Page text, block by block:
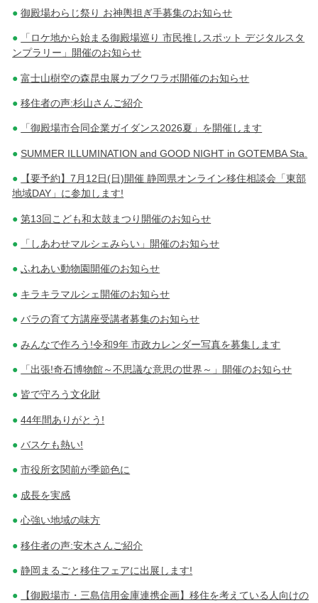
ビ
ゲ
シ
ョ
ン
御殿場わらじ祭り お神輿担ぎ手募集のお知らせ
「ロケ地から始まる御殿場巡り 市民推しスポット デジタルスタ
ンプラリー」開催のお知らせ
富士山樹空の森昆虫展カブクワラボ開催のお知らせ
移住者の声:杉山さんご紹介
「御殿場市合同企業ガイダンス2026夏」を開催します
SUMMER ILLUMINATION and GOOD NIGHT in GOTEMBA Sta.
【要予約】7月12日(日)開催 静岡県オンライン移住相談会「東部
地域DAY」に参加します!
第13回こども和太鼓まつり開催のお知らせ
「しあわせマルシェみらい」開催のお知らせ
ふれあい動物園開催のお知らせ
キラキラマルシェ開催のお知らせ
バラの育て方講座受講者募集のお知らせ
みんなで作ろう!令和9年 市政カレンダー写真を募集します
「出張!奇石博物館～不思議な意思の世界～」開催のお知らせ
皆で守ろう文化財
44年間ありがとう!
バスケも熱い!
市役所玄関前が季節色に
成長を実感
心強い地域の味方
移住者の声:安木さんご紹介
静岡まるごと移住フェアに出展します!
【御殿場市・三島信用金庫連携企画】移住を考えている人向けの